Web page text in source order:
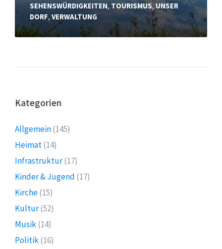
SEHENSWÜRDIGKEITEN, TOURISMUS, UNSER
DORF, VERWALTUNG
Kategorien
Allgemein(145)
Heimat(14)
Infrastruktur(17)
Kinder & Jugend (17)
Kirche(15)
Kultur(52)
Musik(14)
Politik(16)